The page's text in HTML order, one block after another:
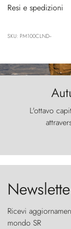
Resi e spedizioni
SKU: PM100CLND--
L'ottavo
furia
Ricevi
mondo SR